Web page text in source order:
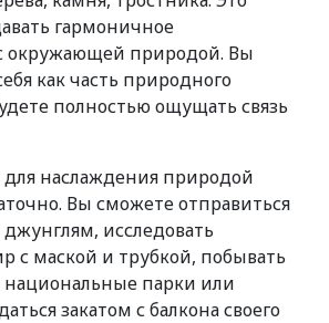
гармоничное
окружающей природой. Вы
как часть природного
полностью ощущать связь
наслаждения природой
Вы сможете отправиться
джунглям, исследовать
с маской и трубкой, побывать
национальные парки или
закатом с балкона своего